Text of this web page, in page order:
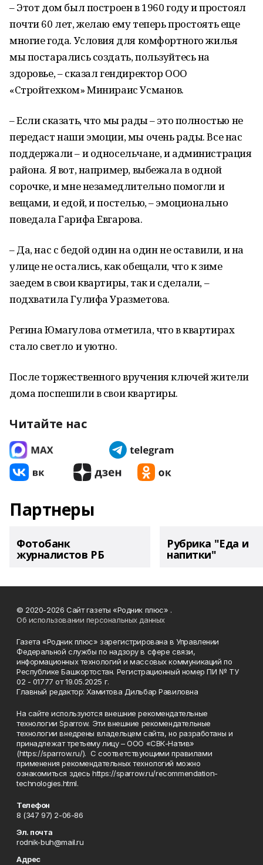
– Этот дом был построен в 1960 году и простоял
почти 60 лет, желаю ему теперь простоять еще
многие года. Условия для комфортного жилья
мы постарались создать, пользуйтесь на
здоровье, – сказал гендиректор ООО
«Стройтехком» Минираис Усманов.
– Если сказать, что мы рады – это полностью не
передаст наши эмоции, мы очень рады. Все нас
поддержали – и односельчане, и администрация
района. Я вот, например, выбежала в одной
сорочке, и мне незамедлительно помогли и
вещами, и едой, и постелью, – эмоционально
поведала Гарифа Евгарова.
– Да, нас с бедой один на один не оставили, и на
улице не остались, как обещали, что к зиме
заедем в свои квартиры, так и сделали, –
подхватила Гулифа Уразметова.
Регина Юмагулова отметила, что в квартирах
стало светло и уютно.
После торжественного вручения ключей жители
дома поспешили в свои квартиры.
Читайте нас
Партнеры
Фотобанк
журналистов РБ
Рубрика "Еда и
напитки"
© 2020-2026 Сайт газеты «Родник плюс» .
Об использовании персональных данных
Газета «Родник плюс» зарегистрирована в Управлении
Федеральной службы по надзору в сфере связи,
информационных технологий и массовых коммуникаций по
Республике Башкортостан. Регистрационный номер ПИ № ТУ
02 - 01777 от 19.05.2025 г.
Главный редактор: Хамитова Дильбар Равиловна
На сайте используются внешние рекомендательные
технологии Sparrow. Эти внешние рекомендательные
технологии внедрены владельцем сайта, но разработаны и
принадлежат третьему лицу – ООО «СВК-Натив»
(https://sparrow.ru/). С соответствующими правилами
применения рекомендательных технологий можно
ознакомиться здесь https://sparrow.ru/recommendation-
technologies.html.
Телефон
8 (347 97) 2-06-86
Эл. почта
rodnik-buh@mail.ru
Адрес